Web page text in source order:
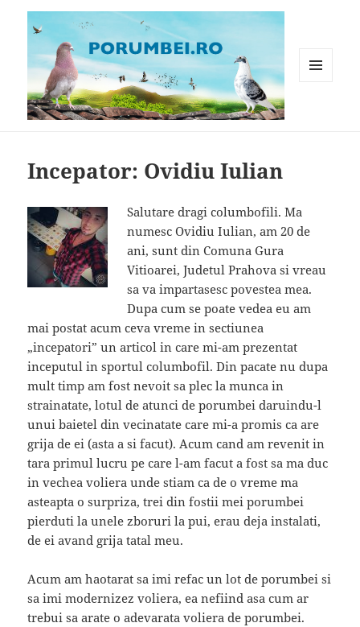
Incepator: Ovidiu Iulian
Salutare dragi columbofili. Ma
numesc Ovidiu Iulian, am 20 de
ani, sunt din Comuna Gura
Vitioarei, Judetul Prahova si vreau
sa va impartasesc povestea mea.
Dupa cum se poate vedea eu am
mai postat acum ceva vreme in sectiunea
„incepatori” un articol in care mi-am prezentat
inceputul in sportul columbofil. Din pacate nu dupa
mult timp am fost nevoit sa plec la munca in
strainatate, lotul de atunci de porumbei daruindu-l
unui baietel din vecinatate care mi-a promis ca are
grija de ei (asta a si facut). Acum cand am revenit in
tara primul lucru pe care l-am facut a fost sa ma duc
in vechea voliera unde stiam ca de o vreme ma
asteapta o surpriza, trei din fostii mei porumbei
pierduti la unele zboruri la pui, erau deja instalati,
de ei avand grija tatal meu.
Acum am haotarat sa imi refac un lot de porumbei si
sa imi modernizez voliera, ea nefiind asa cum ar
trebui sa arate o adevarata voliera de porumbei.